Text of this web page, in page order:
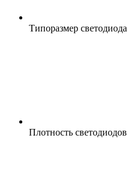
Типоразмер светодиода
Плотность светодиодов